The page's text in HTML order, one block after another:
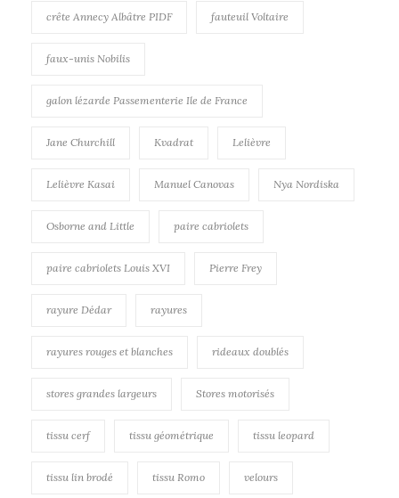
crête Annecy Albâtre PIDF fauteuil Voltaire
faux-unis Nobilis
galon lézarde Passementerie Ile de France
Jane Churchill Kvadrat Lelièvre
Lelièvre Kasai Manuel Canovas Nya Nordiska
Osborne and Little paire cabriolets
paire cabriolets Louis XVI Pierre Frey
rayure Dédar rayures
rayures rouges et blanches rideaux doublés
stores grandes largeurs Stores motorisés
tissu cerf tissu géométrique tissu leopard
tissu lin brodé tissu Romo velours